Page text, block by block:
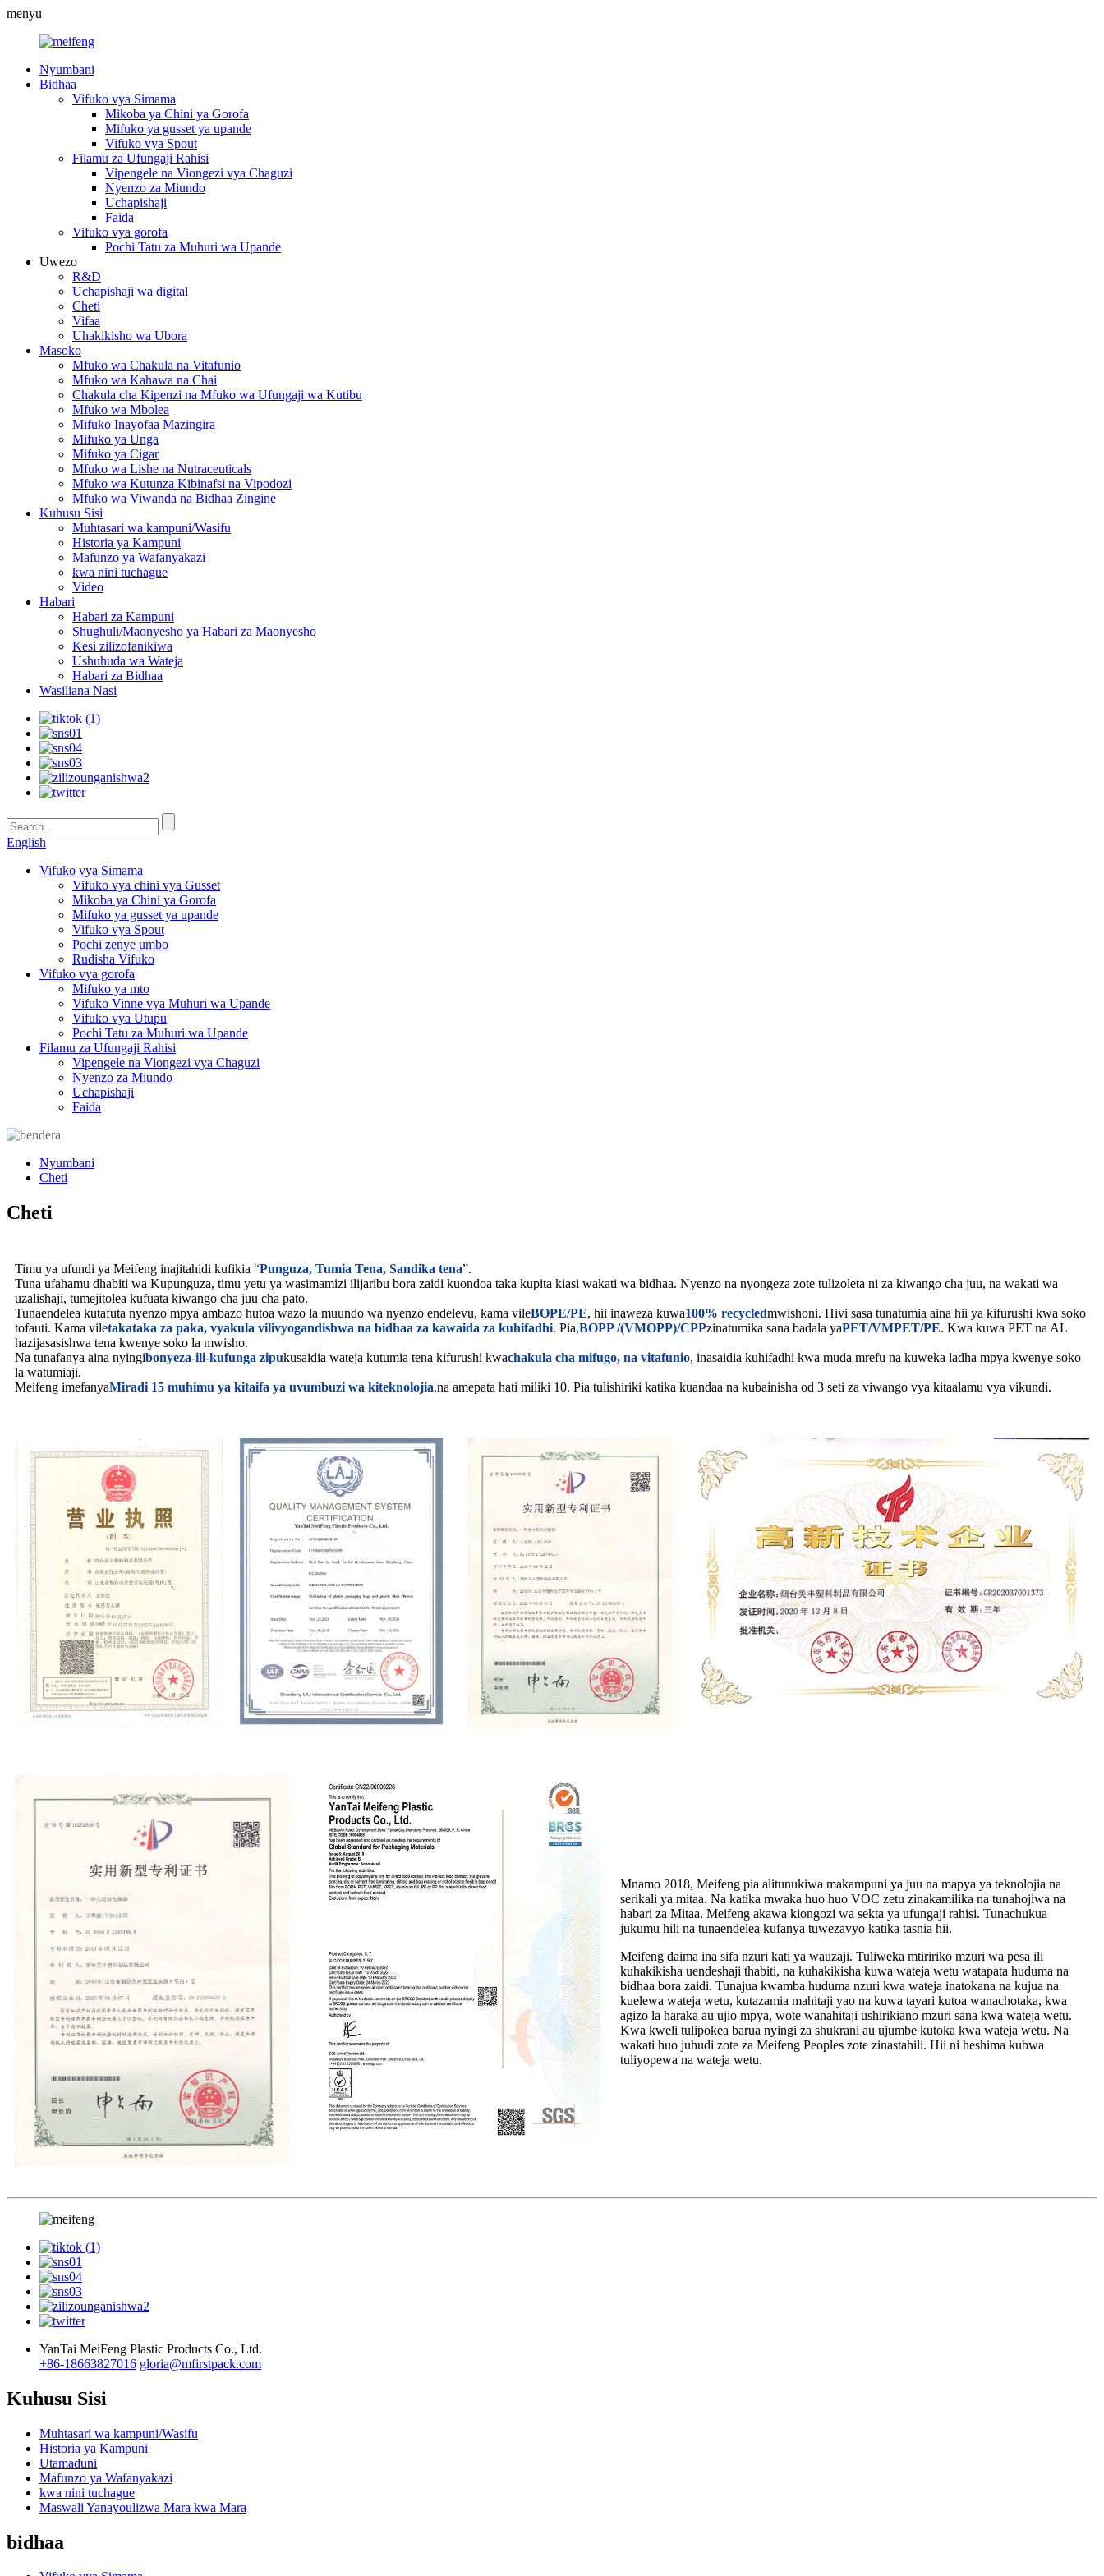
menyu
Nyumbani
Bidhaa
Vifuko vya Simama
Mikoba ya Chini ya Gorofa
Mifuko ya gusset ya upande
Vifuko vya Spout
Filamu za Ufungaji Rahisi
Vipengele na Viongezi vya Chaguzi
Nyenzo za Miundo
Uchapishaji
Faida
Vifuko vya gorofa
Pochi Tatu za Muhuri wa Upande
Uwezo
R&D
Uchapishaji wa digital
Cheti
Vifaa
Uhakikisho wa Ubora
Masoko
Mfuko wa Chakula na Vitafunio
Mfuko wa Kahawa na Chai
Chakula cha Kipenzi na Mfuko wa Ufungaji wa Kutibu
Mfuko wa Mbolea
Mifuko Inayofaa Mazingira
Mifuko ya Unga
Mifuko ya Cigar
Mfuko wa Lishe na Nutraceuticals
Mfuko wa Kutunza Kibinafsi na Vipodozi
Mfuko wa Viwanda na Bidhaa Zingine
Kuhusu Sisi
Muhtasari wa kampuni/Wasifu
Historia ya Kampuni
Mafunzo ya Wafanyakazi
kwa nini tuchague
Video
Habari
Habari za Kampuni
Shughuli/Maonyesho ya Habari za Maonyesho
Kesi zilizofanikiwa
Ushuhuda wa Wateja
Habari za Bidhaa
Wasiliana Nasi
English
Vifuko vya Simama
Vifuko vya chini vya Gusset
Mikoba ya Chini ya Gorofa
Mifuko ya gusset ya upande
Vifuko vya Spout
Pochi zenye umbo
Rudisha Vifuko
Vifuko vya gorofa
Mifuko ya mto
Vifuko Vinne vya Muhuri wa Upande
Vifuko vya Utupu
Pochi Tatu za Muhuri wa Upande
Filamu za Ufungaji Rahisi
Vipengele na Viongezi vya Chaguzi
Nyenzo za Miundo
Uchapishaji
Faida
Nyumbani
Cheti
Cheti
Timu ya ufundi ya Meifeng inajitahidi kufikia “Punguza, Tumia Tena, Sandika tena”.
Tuna ufahamu dhabiti wa Kupunguza, timu yetu ya wasimamizi ilijaribu bora zaidi kuondoa taka kupita kiasi wakati wa bidhaa. Nyenzo na nyongeza zote tulizoleta ni za kiwango cha juu, na wakati wa
uzalishaji, tumejitolea kufuata kiwango cha juu cha pato.
Tunaendelea kutafuta nyenzo mpya ambazo hutoa wazo la muundo wa nyenzo endelevu, kama vileBOPE/PE, hii inaweza kuwa100% recycledmwishoni. Hivi sasa tunatumia aina hii ya kifurushi kwa soko
tofauti. Kama viletakataka za paka, vyakula vilivyogandishwa na bidhaa za kawaida za kuhifadhi. Pia,BOPP /(VMOPP)/CPPzinatumika sana badala yaPET/VMPET/PE. Kwa kuwa PET na AL
hazijasasishwa tena kwenye soko la mwisho.
Na tunafanya aina nyingibonyeza-ili-kufunga zipukusaidia wateja kutumia tena kifurushi kwachakula cha mifugo, na vitafunio, inasaidia kuhifadhi kwa muda mrefu na kuweka ladha mpya kwenye soko
la watumiaji.
Meifeng imefanyaMiradi 15 muhimu ya kitaifa ya uvumbuzi wa kiteknolojia,na amepata hati miliki 10. Pia tulishiriki katika kuandaa na kubainisha od 3 seti za viwango vya kitaalamu vya vikundi.
Mnamo 2018, Meifeng pia alitunukiwa makampuni ya juu na mapya ya teknolojia na
serikali ya mitaa. Na katika mwaka huo huo VOC zetu zinakamilika na tunahojiwa na
habari za Mitaa. Meifeng akawa kiongozi wa sekta ya ufungaji rahisi. Tunachukua
jukumu hili na tunaendelea kufanya tuwezavyo katika tasnia hii.
Meifeng daima ina sifa nzuri kati ya wauzaji. Tuliweka mtiririko mzuri wa pesa ili
kuhakikisha uendeshaji thabiti, na kuhakikisha kuwa wateja wetu watapata huduma na
bidhaa bora zaidi. Tunajua kwamba huduma nzuri kwa wateja inatokana na kujua na
kuelewa wateja wetu, kutazamia mahitaji yao na kuwa tayari kutoa wanachotaka, kwa
agizo la haraka au ujio mpya, wote wanahitaji ushirikiano mzuri sana kwa wateja wetu.
Kwa kweli tulipokea barua nyingi za shukrani au ujumbe kutoka kwa wateja wetu. Na
wakati huo juhudi zote za Meifeng Peoples zote zinastahili. Hii ni heshima kubwa
tuliyopewa na wateja wetu.
YanTai MeiFeng Plastic Products Co., Ltd.
+86-18663827016 gloria@mfirstpack.com
Kuhusu Sisi
Muhtasari wa kampuni/Wasifu
Historia ya Kampuni
Utamaduni
Mafunzo ya Wafanyakazi
kwa nini tuchague
Maswali Yanayoulizwa Mara kwa Mara
bidhaa